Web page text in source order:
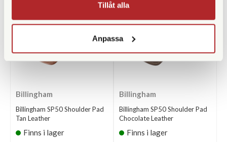
Tillåt alla
Anpassa
Billingham
Billingham SP50 Shoulder Pad
Tan Leather
Finns i lager
Billingham
Billingham SP50 Shoulder Pad
Chocolate Leather
Finns i lager